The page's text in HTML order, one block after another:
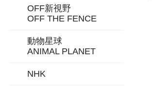
OFF新視野
OFF THE FENCE
動物星球
ANIMAL PLANET
NHK